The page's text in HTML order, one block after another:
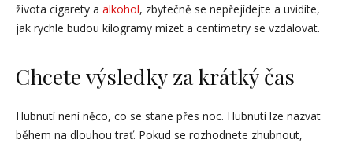
života cigarety a alkohol, zbytečně se nepřejídejte a uvidíte,
jak rychle budou kilogramy mizet a centimetry se vzdalovat.
Chcete výsledky za krátký čas
Hubnutí není něco, co se stane přes noc. Hubnutí lze nazvat
během na dlouhou trať. Pokud se rozhodnete zhubnout,